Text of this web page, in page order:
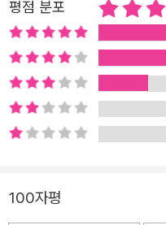
변화하라. 부자는 스스로 만드
한국 사회에 던져준 충격은 컸
조정에 들어갔고, 일부는 외국
루아침에 직장을 잃은 가장들
지 이어졌다. 오륙도(56세 퇴
나 삼팔선, 이태백 같은 신조
들은 직장에 충성하고, 가정에
의 파장은 컸다. 한국에서만 백
라는 코드를 가지고 이 시대
평점 분포
100자평